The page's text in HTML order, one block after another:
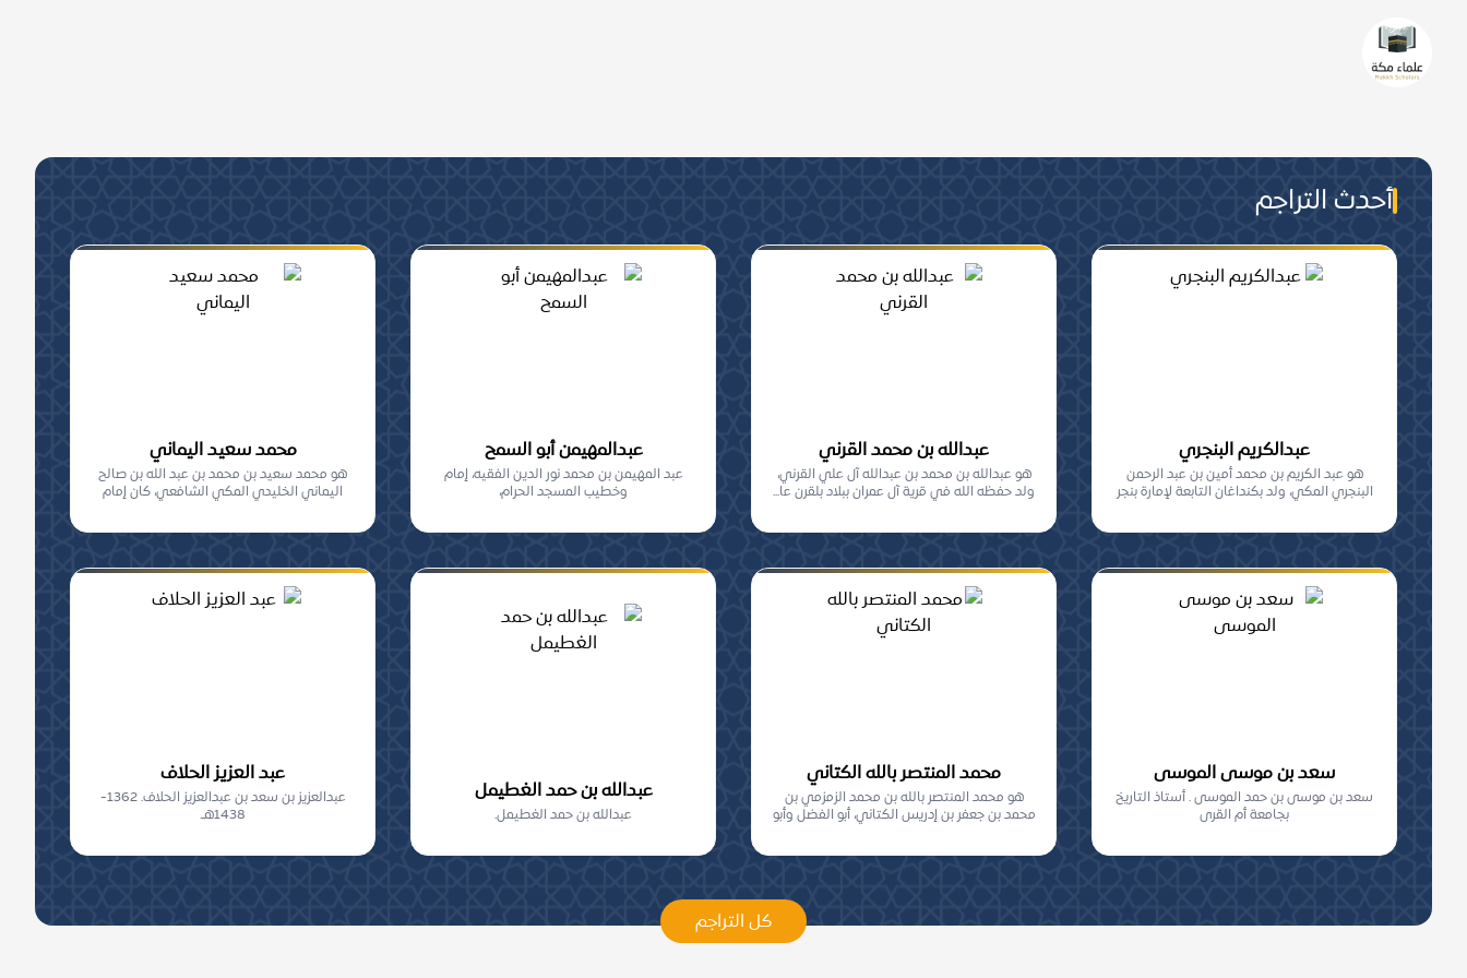
والجماعة, من أهلِ مكة المعاصرين.
أحدث التراجم
عبدالكريم البنجري
هو عبد الكريم بن محمد أمين بن عبد الرحمن
البنجري المكي، ولد بكنداغان التابعة لإمارة بنجر
عبدالله بن محمد القرني
هو عبدالله بن محمد بن عبدالله آل علي القرني،
ولد حفظه الله في قرية آل عمران ببلاد بلقرن عا...
عبدالمهيمن أبو السمح
عبد المهيمن بن محمد نور الدين الفقيه، إمام
وخطيب المسجد الحرام،
محمد سعيد اليماني
هو محمد سعيد بن محمد بن عبد الله بن صالح
اليماني الخليدي المكي الشافعي، كان إمام
سعد بن موسى الموسى
سعد بن موسى بن حمد الموسى . أستاذ التاريخ
بجامعة أم القرى
محمد المنتصر بالله الكتاني
هو محمد المنتصر بالله بن محمد الزمزمي بن
محمد بن جعفر بن إدريس الكتاني، أبو الفضل وأبو
عبدالله بن حمد الغطيمل
عبدالله بن حمد الغطيمل.
عبد العزيز الحلاف
عبدالعزيز بن سعد بن عبدالعزيز الحلاف. 1362-
1438هـ.
كل التراجم